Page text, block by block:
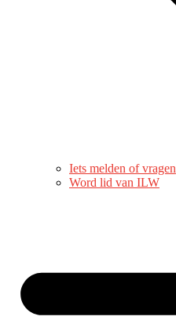
Iets melden of vragen
Word lid van ILW